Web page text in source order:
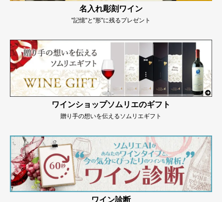
名入れ彫刻ワイン
"記憶"と"形"に残るプレゼント
ワインショップソムリエのギフト
贈り手の想いを伝えるソムリエギフト
ワイン診断